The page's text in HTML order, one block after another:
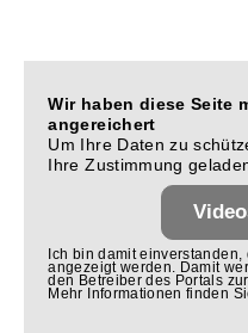
Wir haben diese Seite
angereichert
Um Ihre Daten zu
Ihre Zustimmung
Ich bin damit
angezeigt werden. Damit
den Betreiber des Portals
Mehr Informationen finden